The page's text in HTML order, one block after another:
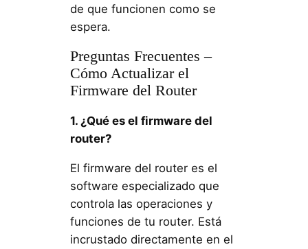
de que funcionen como se
espera.
Preguntas Frecuentes –
Cómo Actualizar el
Firmware del Router
1. ¿Qué es el firmware del
router?
El firmware del router es el
software especializado que
controla las operaciones y
funciones de tu router. Está
incrustado directamente en el